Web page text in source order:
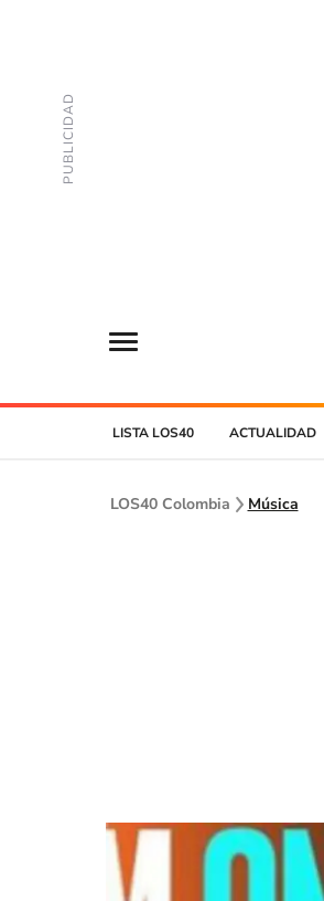
LISTA LOS40 ACTUALIDAD
LOS40 Colombia Música